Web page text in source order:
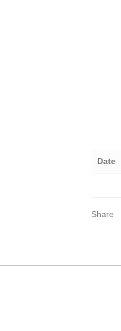
Date
Share